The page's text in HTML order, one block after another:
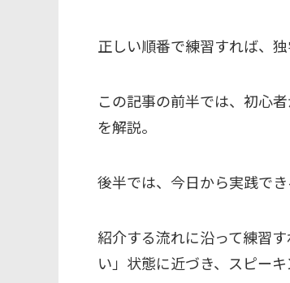
正しい順番で練習すれば、
この記事の前半では、初心
を解説。
後半では、今日から実践で
紹介する流れに沿って練習
い」状態に近づき、スピー